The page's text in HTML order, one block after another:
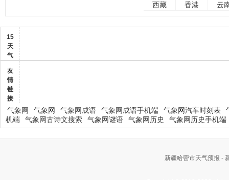
西藏
香港 云
15
天
气
友
情
链
接
气象网 气象网 气象网成语 气象网成语手机端 气象网汽车时刻表
机端
气象网古诗文搜索 气象网谜语 气象网历史 气象网历史手机端
新疆哈密市天气预报 -